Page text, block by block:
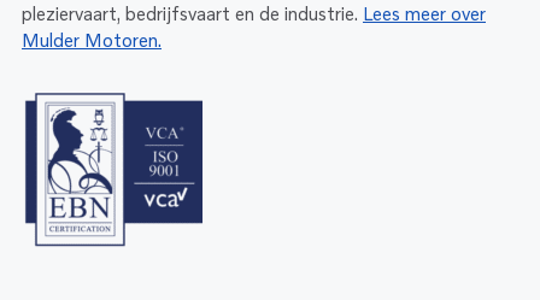
pleziervaart, bedrijfsvaart en de industrie. Lees meer over
Mulder Motoren.